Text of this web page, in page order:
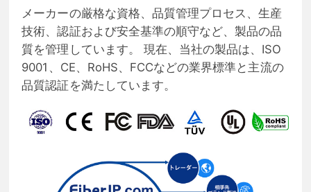
メーカーの厳格な資格、品質管理プロセス、生産
技術、認証および安全基準の順守など、製品の品
質を管理しています。 現在、当社の製品は、ISO
9001、CE、RoHS、FCCなどの業界標準と主流の
品質認証を満たしています。